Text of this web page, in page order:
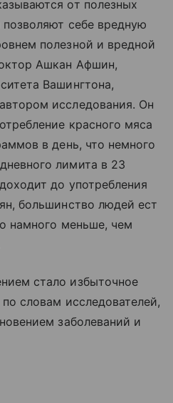
от полезных
себе вредную
полезной и вредной
Ашкан Афшин,
Вашингтона,
исследования. Он
красного мяса
в день, что немного
лимита в 23
до употребления
большинство людей ест
намного меньше, чем
стало избыточное
словам исследователей,
заболеваний и